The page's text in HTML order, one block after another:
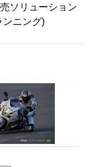
ューション
ング)